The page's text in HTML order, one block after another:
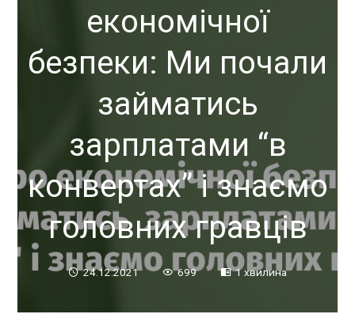
економічної
безпеки: Ми почали
займатись
зарплатами “в
конвертах” і знаємо
головних гравців
24.12.2021 699 1 хвилина